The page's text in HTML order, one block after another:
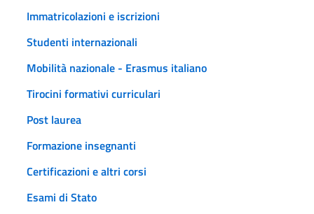
Immatricolazioni e iscrizioni
Studenti internazionali
Mobilità nazionale - Erasmus italiano
Tirocini formativi curriculari
Post laurea
Formazione insegnanti
Certificazioni e altri corsi
Esami di Stato